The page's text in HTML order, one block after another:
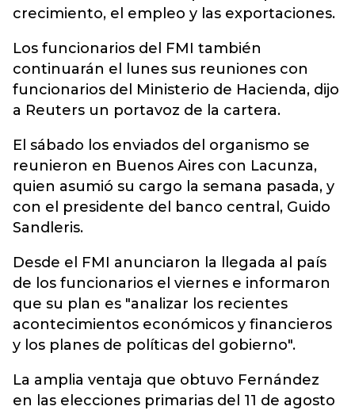
crecimiento, el empleo y las exportaciones.
Los funcionarios del FMI también
continuarán el lunes sus reuniones con
funcionarios del Ministerio de Hacienda, dijo
a Reuters un portavoz de la cartera.
El sábado los enviados del organismo se
reunieron en Buenos Aires con Lacunza,
quien asumió su cargo la semana pasada, y
con el presidente del banco central, Guido
Sandleris.
Desde el FMI anunciaron la llegada al país
de los funcionarios el viernes e informaron
que su plan es "analizar los recientes
acontecimientos económicos y financieros
y los planes de políticas del gobierno".
La amplia ventaja que obtuvo Fernández
en las elecciones primarias del 11 de agosto